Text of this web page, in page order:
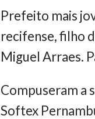
Prefeito mais
recifense, filho
Miguel Arraes.
Compuseram a
Softex